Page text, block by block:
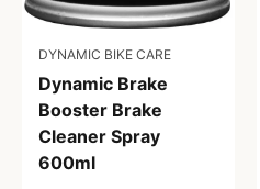
DYNAMIC BIKE CARE
Dynamic Brake
Booster Brake
Cleaner Spray
600ml